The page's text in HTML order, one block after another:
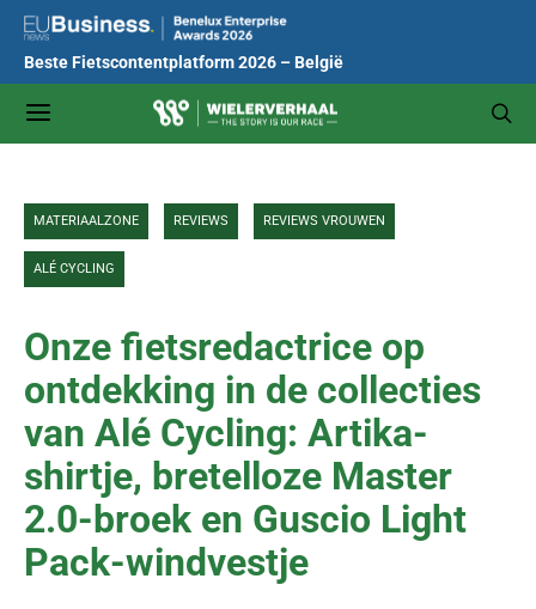
Beste Fietscontentplatform 2026 – België
MATERIAALZONE REVIEWS REVIEWS VROUWEN
ALÉ CYCLING
Onze fietsredactrice op
ontdekking in de collecties
van Alé Cycling: Artika-
shirtje, bretelloze Master
2.0-broek en Guscio Light
Pack-windvestje